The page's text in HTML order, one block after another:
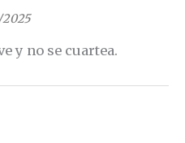
y no se cuartea.